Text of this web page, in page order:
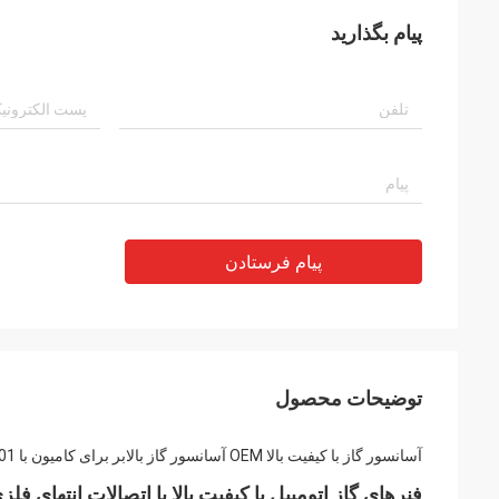
پیام بگذارید
پیام فرستادن
توضیحات محصول
آسانسور گاز با کیفیت بالا OEM آسانسور گاز بالابر برای کامیون با ISO9001
فنرهای گاز اتومبیل با کیفیت بالا با اتصالات انتهای